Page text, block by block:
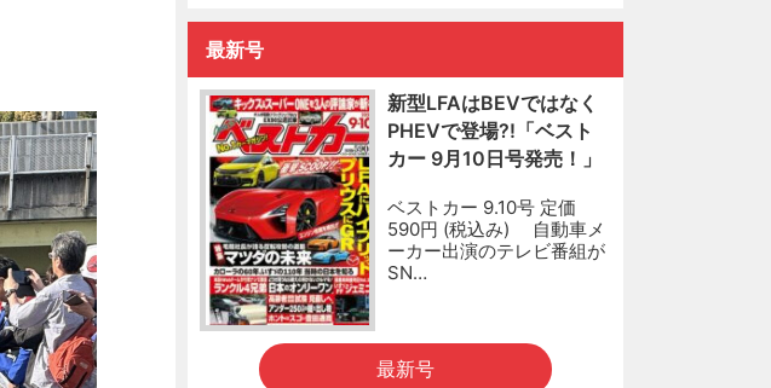
最新号
新型LFAはBEVではなく
PHEVで登場?!「ベスト
カー 9月10日号発売！」
ベストカー 9.10号 定価
590円 (税込み) 自動車メ
ーカー出演のテレビ番組が
SN…
最新号